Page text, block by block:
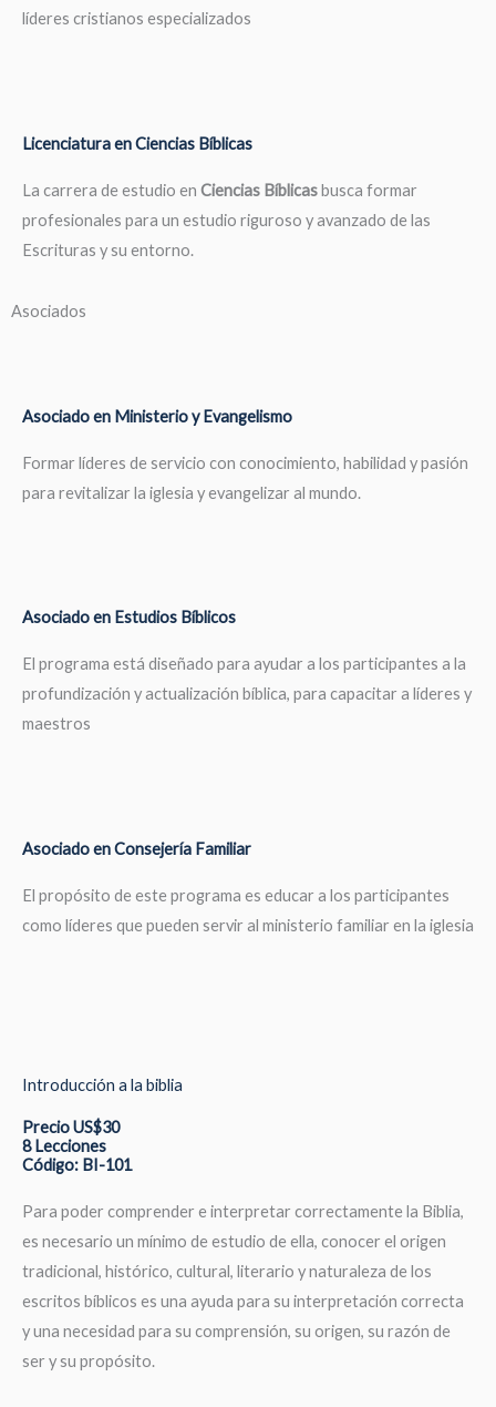
líderes cristianos especializados
Licenciatura en Ciencias Bíblicas
La carrera de estudio en Ciencias Bíblicasbusca formar
profesionales para un estudio riguroso y avanzado de las
Escrituras y su entorno.
Asociados
Asociado en Ministerio y Evangelismo
Formar líderes de servicio con conocimiento, habilidad y pasión
para revitalizar la iglesia y evangelizar al mundo.
Asociado en Estudios Bíblicos
El programa está diseñado para ayudar a los participantes a la
profundización y actualización bíblica, para capacitar a líderes y
maestros
Asociado en Consejería Familiar
El propósito de este programa es educar a los participantes
como líderes que pueden servir al ministerio familiar en la iglesia
Introducción a la biblia
Precio US$30
8 Lecciones
Código: BI-101
Para poder comprender e interpretar correctamente la Biblia,
es necesario un mínimo de estudio de ella, conocer el origen
tradicional, histórico, cultural, literario y naturaleza de los
escritos bíblicos es una ayuda para su interpretación correcta
y una necesidad para su comprensión, su origen, su razón de
ser y su propósito.